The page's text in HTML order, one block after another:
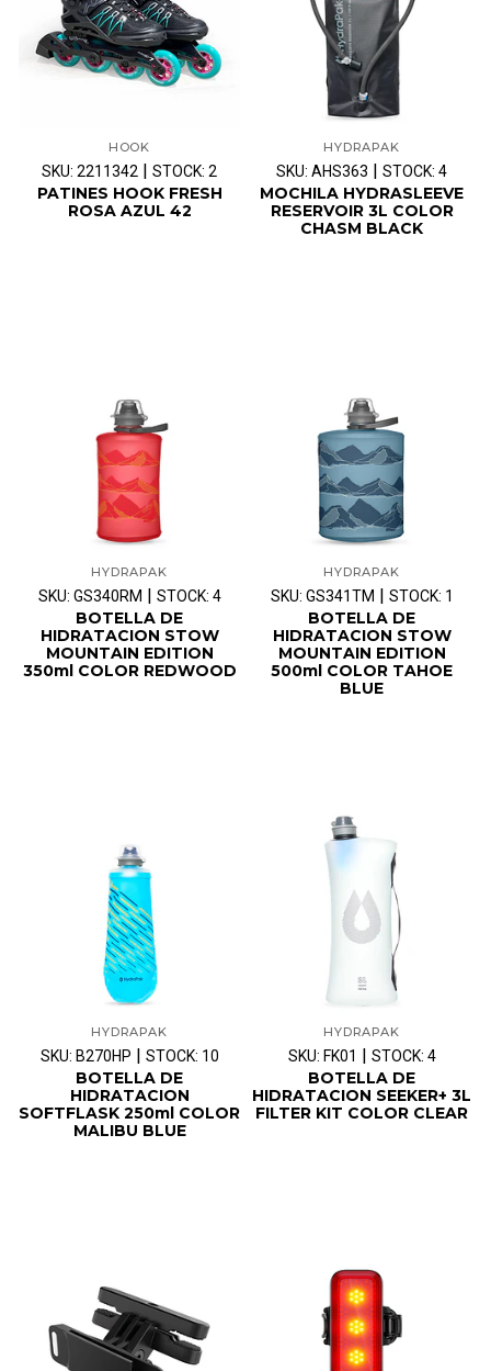
HOOK
SKU: 2211342 | STOCK: 2
PATINES HOOK FRESH
ROSA AZUL 42
HYDRAPAK
SKU: AHS363 | STOCK: 4
MOCHILA HYDRASLEEVE
RESERVOIR 3L COLOR
CHASM BLACK
HYDRAPAK
SKU: GS340RM | STOCK: 4
BOTELLA DE
HIDRATACION STOW
MOUNTAIN EDITION
350ml COLOR REDWOOD
HYDRAPAK
SKU: GS341TM | STOCK: 1
BOTELLA DE
HIDRATACION STOW
MOUNTAIN EDITION
500ml COLOR TAHOE
BLUE
HYDRAPAK
SKU: B270HP | STOCK: 10
BOTELLA DE
HIDRATACION
SOFTFLASK 250ml COLOR
MALIBU BLUE
HYDRAPAK
SKU: FK01 | STOCK: 4
BOTELLA DE
HIDRATACION SEEKER+ 3L
FILTER KIT COLOR CLEAR